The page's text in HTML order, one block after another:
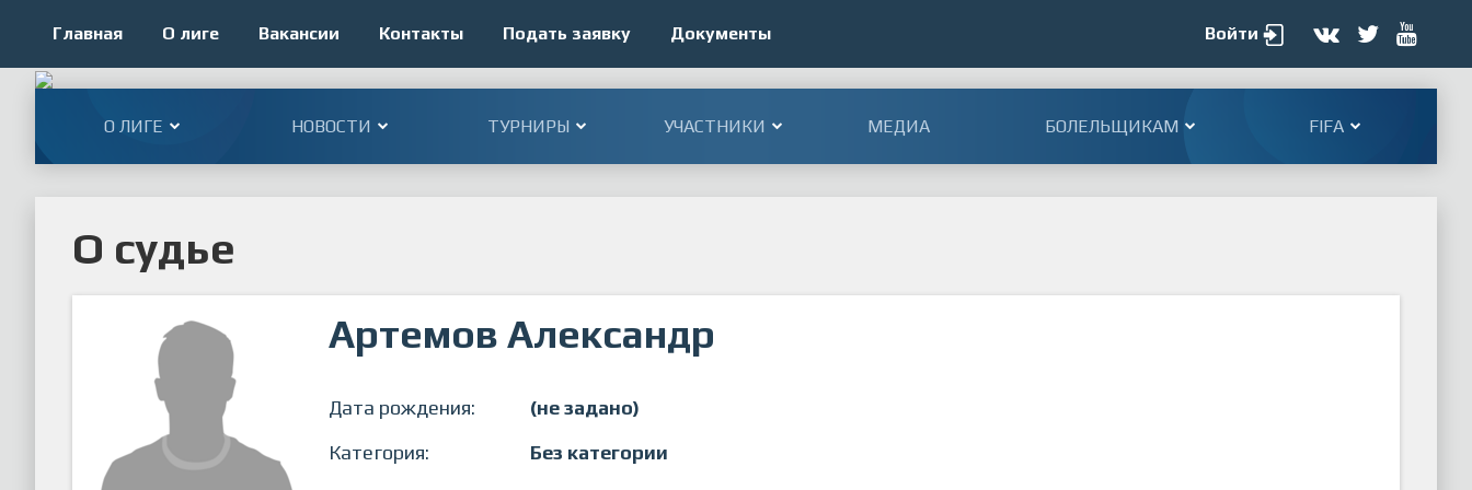
Главная О лиге Вакансии Контакты Подать заявку Документы Войти
О ЛИГЕ НОВОСТИ ТУРНИРЫ УЧАСТНИКИ МЕДИА БОЛЕЛЬЩИКАМ FIFA
О судье
Артемов Александр
Дата рождения:
(не задано)
Категория:
Без категории